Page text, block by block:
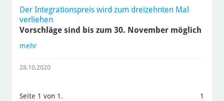
Der Integrationspreis wird zum dreizehnten Mal
verliehen
Vorschläge sind bis zum 30. November möglich
mehr
28.10.2020
Seite 1 von 1. 1